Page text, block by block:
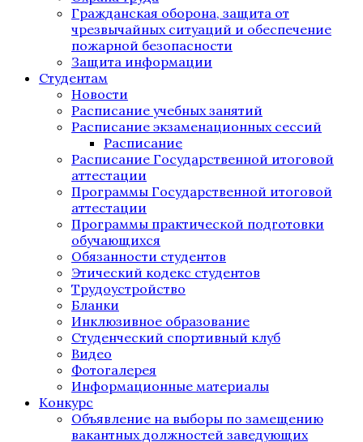
Гражданская оборона, защита от
чрезвычайных ситуаций и обеспечение
пожарной безопасности
Защита информации
Студентам
Новости
Расписание учебных занятий
Расписание экзаменационных сессий
Расписание
Расписание Государственной итоговой
аттестации
Программы Государственной итоговой
аттестации
Программы практической подготовки
обучающихся
Обязанности студентов
Этический кодекс студентов
Трудоустройство
Бланки
Инклюзивное образование
Студенческий спортивный клуб
Видео
Фотогалерея
Информационные материалы
Конкурс
Объявление на выборы по замещению
вакантных должностей заведующих